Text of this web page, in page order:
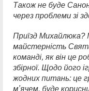
Також не буде
через проблеми зі
Приїзд Михайлюка?
майстерність
команді, як він це
збірної. Щодо його
жодних питань: це
мʼячем, буде